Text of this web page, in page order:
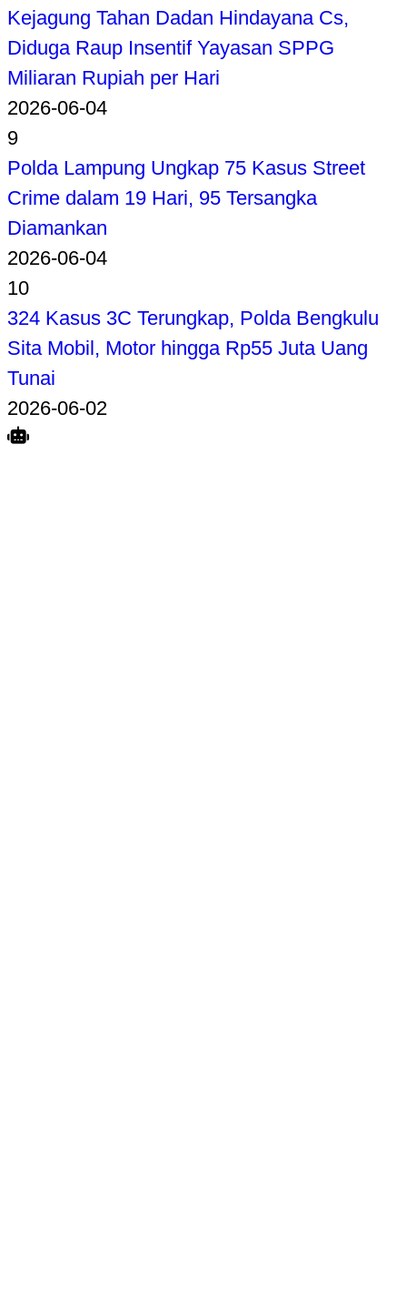
Kejagung Tahan Dadan Hindayana Cs,
Diduga Raup Insentif Yayasan SPPG
Miliaran Rupiah per Hari
2026-06-04
9
Polda Lampung Ungkap 75 Kasus Street
Crime dalam 19 Hari, 95 Tersangka
Diamankan
2026-06-04
10
324 Kasus 3C Terungkap, Polda Bengkulu
Sita Mobil, Motor hingga Rp55 Juta Uang
Tunai
2026-06-02